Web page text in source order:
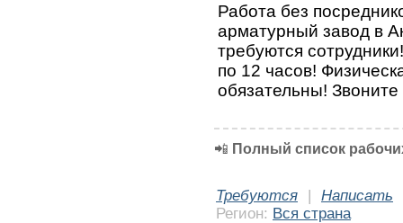
Работа без
арматурный завод в
требуются
по 12 часов!
обязательны!
📲 Полный список
Требуются | Написать
Регион: Вся страна